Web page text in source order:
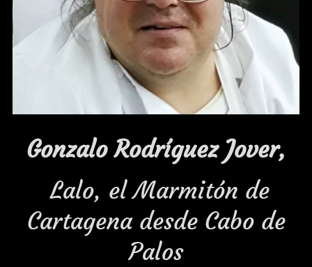
Gonzalo Rodríguez Jover,
Lalo, el Marmitón de
Cartagena desde Cabo de
Palos